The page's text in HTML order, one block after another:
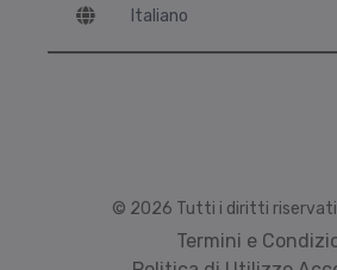
© 2026 Tutti i diritti
Termini e